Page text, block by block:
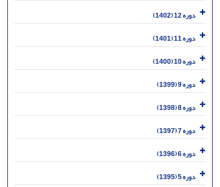
دوره 12 (1402)
دوره 11 (1401)
دوره 10 (1400)
دوره 9 (1399)
دوره 8 (1398)
دوره 7 (1397)
دوره 6 (1396)
دوره 5 (1395)